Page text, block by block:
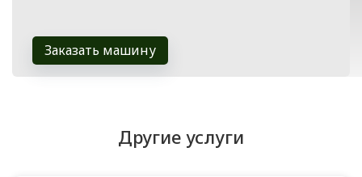
Заказать машину
Другие услуги